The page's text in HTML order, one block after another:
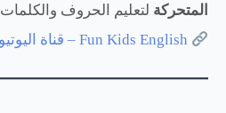
المتحركة لتعليم الحروف
Fun Kids English – قناة اليوتيوب